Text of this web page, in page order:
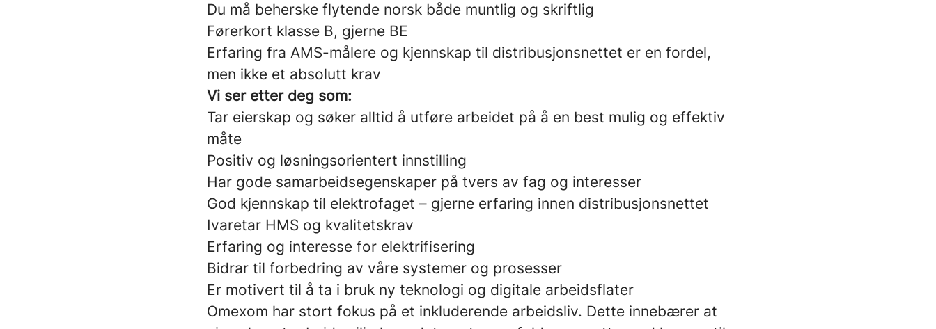
Du må beherske flytende norsk både muntlig og skriftlig
Førerkort klasse B, gjerne BE
Erfaring fra AMS-målere og kjennskap til distribusjonsnettet er en fordel,
men ikke et absolutt krav
Vi ser etter deg som:
Tar eierskap og søker alltid å utføre arbeidet på å en best mulig og effektiv
måte
Positiv og løsningsorientert innstilling
Har gode samarbeidsegenskaper på tvers av fag og interesser
God kjennskap til elektrofaget – gjerne erfaring innen distribusjonsnettet
Ivaretar HMS og kvalitetskrav
Erfaring og interesse for elektrifisering
Bidrar til forbedring av våre systemer og prosesser
Er motivert til å ta i bruk ny teknologi og digitale arbeidsflater
Omexom har stort fokus på et inkluderende arbeidsliv. Dette innebærer at